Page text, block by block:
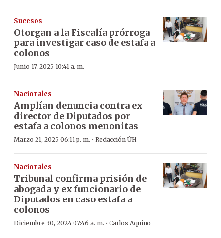
Sucesos
Otorgan a la Fiscalía prórroga
para investigar caso de estafa a
colonos
Junio 17, 2025 10:41 a. m.
Nacionales
Amplían denuncia contra ex
director de Diputados por
estafa a colonos menonitas
Marzo 21, 2025 06:11 p. m. · Redacción ÚH
Nacionales
Tribunal confirma prisión de
abogada y ex funcionario de
Diputados en caso estafa a
colonos
Diciembre 30, 2024 07:46 a. m. · Carlos Aquino